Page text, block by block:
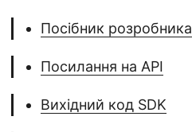
Посібник розробника
Посилання на API
Вихідний код SDK